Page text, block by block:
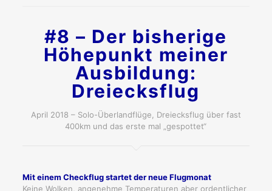
#8 – Der bisherige
Höhepunkt meiner
Ausbildung:
Dreiecksflug
April 2018 – Solo-Überlandflüge, Dreiecksflug über fast
400km und das erste mal „gespottet“
Mit einem Checkflug startet der neue Flugmonat
Keine Wolken, angenehme Temperaturen aber ordentlicher